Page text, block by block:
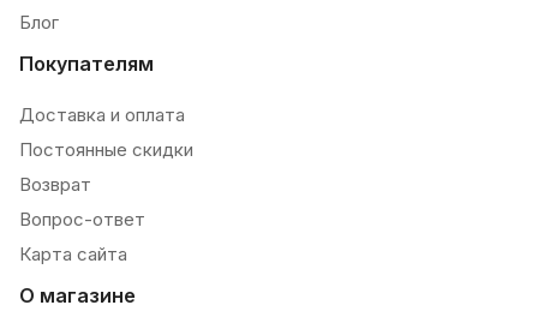
Блог
Покупателям
Доставка и оплата
Постоянные скидки
Возврат
Вопрос-ответ
Карта сайта
О магазине